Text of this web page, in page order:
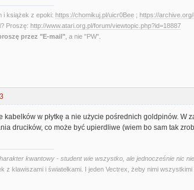
i książek z epoki: https://chomikuj.pl/uicr0Bee ; https://
Proszę: http://www.atari.org.pl/forum/viewtopic.php?id=18887
przez "E-mail" , a nie "PW".
kabelków w płytkę a nie użycie pośrednich goldpinów. W
drucików, co może być upierdliwe (wiem bo sam tak
kwantowy - student wie wszystko, ale jednocześnie nic nie
z klawiszami i światełkami. I jeden Vectrex, żeby nimi wszystkimi